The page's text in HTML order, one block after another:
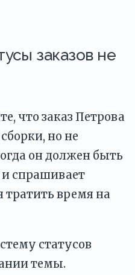
заказов не
что заказ Петрова
но не
он должен быть
и спрашивает
тратить время на
статусов
темы.